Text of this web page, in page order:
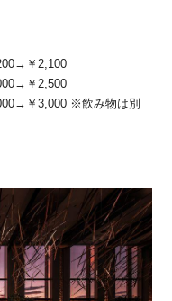
￥2,100
￥2,500
￥3,000 ※飲み物は別